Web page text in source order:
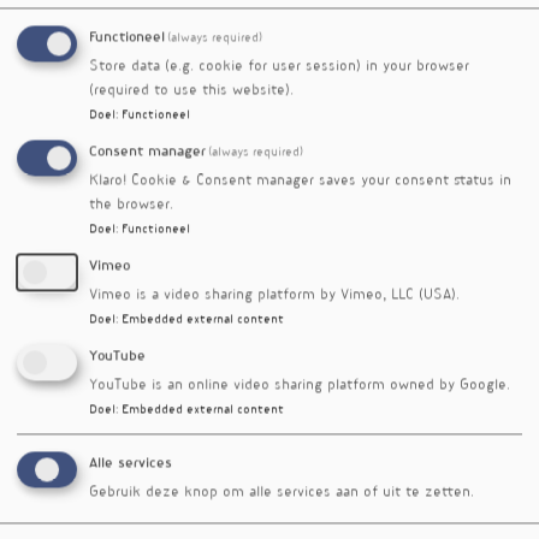
Verschenen in
Vitamine C en thiamine
Vitaminen C en E
versterken spierkracht
Doeltreffendheid van
nieuwsbrief nr. 594
Functioneel (always required)
Store data (e.g. cookie for user session) in your browser
(required to use this website).
Doel : Functioneel
Consent manager (always required)
Klaro! Cookie & Consent manager saves your consent status in
the browser.
Doel : Functioneel
Vimeo
Vimeo is a video sharing platform by Vimeo, LLC (USA).
Doel : Embedded external content
YouTube
YouTube is an online video sharing platform owned by Google.
Doel : Embedded external content
Alle services
Gebruik deze knop om alle services aan of uit te zetten.